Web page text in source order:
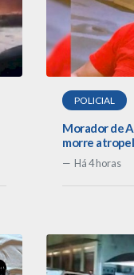
POLICIAL
Morador de
morre
Há 4 horas